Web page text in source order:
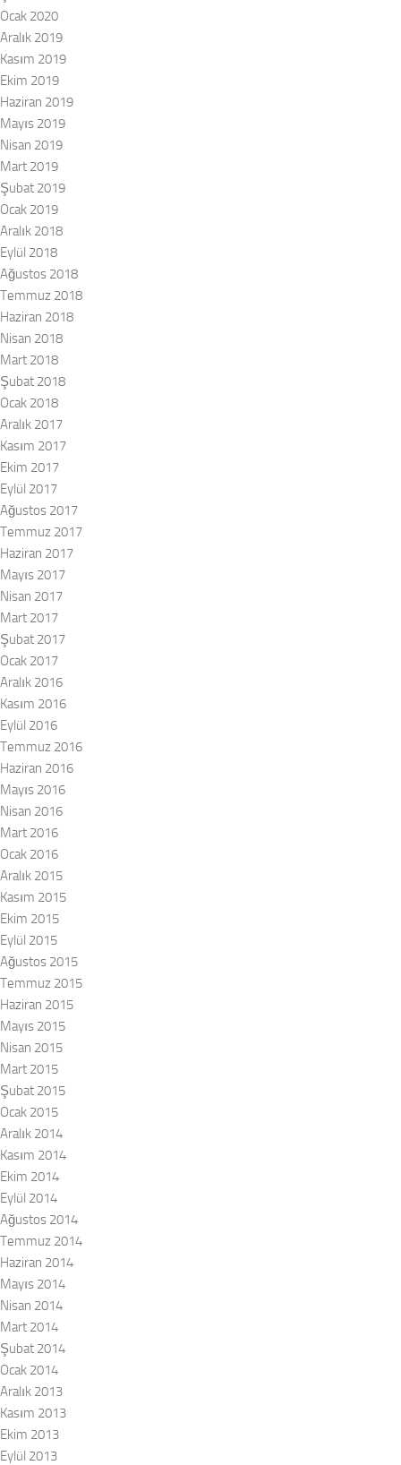
Ocak 2020
Aralık 2019
Kasım 2019
Ekim 2019
Haziran 2019
Mayıs 2019
Nisan 2019
Mart 2019
Şubat 2019
Ocak 2019
Aralık 2018
Eylül 2018
Ağustos 2018
Temmuz 2018
Haziran 2018
Nisan 2018
Mart 2018
Şubat 2018
Ocak 2018
Aralık 2017
Kasım 2017
Ekim 2017
Eylül 2017
Ağustos 2017
Temmuz 2017
Haziran 2017
Mayıs 2017
Nisan 2017
Mart 2017
Şubat 2017
Ocak 2017
Aralık 2016
Kasım 2016
Eylül 2016
Temmuz 2016
Haziran 2016
Mayıs 2016
Nisan 2016
Mart 2016
Ocak 2016
Aralık 2015
Kasım 2015
Ekim 2015
Eylül 2015
Ağustos 2015
Temmuz 2015
Haziran 2015
Mayıs 2015
Nisan 2015
Mart 2015
Şubat 2015
Ocak 2015
Aralık 2014
Kasım 2014
Ekim 2014
Eylül 2014
Ağustos 2014
Temmuz 2014
Haziran 2014
Mayıs 2014
Nisan 2014
Mart 2014
Şubat 2014
Ocak 2014
Aralık 2013
Kasım 2013
Ekim 2013
Eylül 2013